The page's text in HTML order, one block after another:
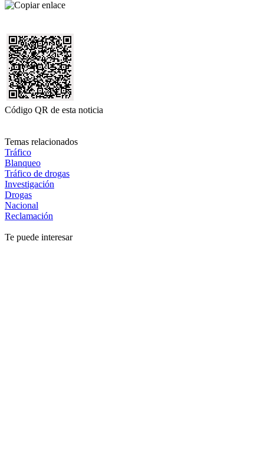
Código QR de esta noticia
Temas relacionados
Tráfico
Blanqueo
Tráfico de drogas
Investigación
Drogas
Nacional
Reclamación
Te puede interesar